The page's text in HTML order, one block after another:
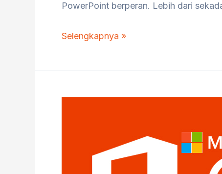
PowerPoint berperan. Lebih dari
Bikin
Ini
Selengkapnya »